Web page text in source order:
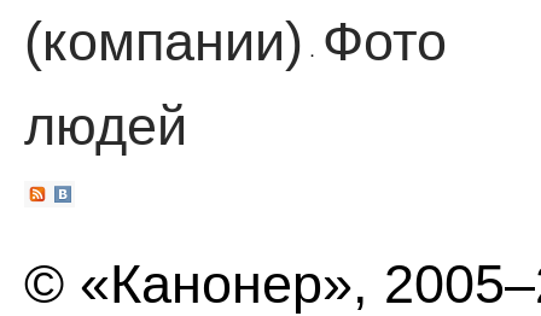
(компании) ·
Фото
людей
© «Канонер»,